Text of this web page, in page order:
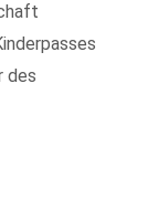
des